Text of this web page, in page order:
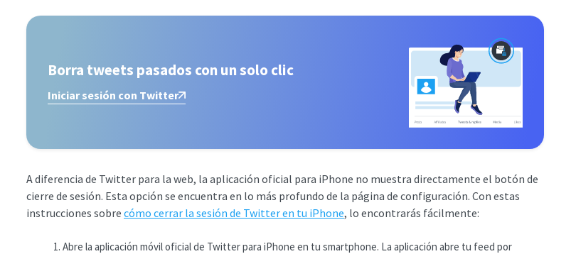
Borra tweets pasados con un solo clic
Iniciar sesión con Twitter
A diferencia de Twitter para la web, la aplicación oficial para iPhone no muestra directamente el botón de
cierre de sesión. Esta opción se encuentra en lo más profundo de la página de configuración. Con estas
instrucciones sobre cómo cerrar la sesión de Twitter en tu iPhone, lo encontrarás fácilmente:
Abre la aplicación móvil oficial de Twitter para iPhone en tu smartphone. La aplicación abre tu feed por